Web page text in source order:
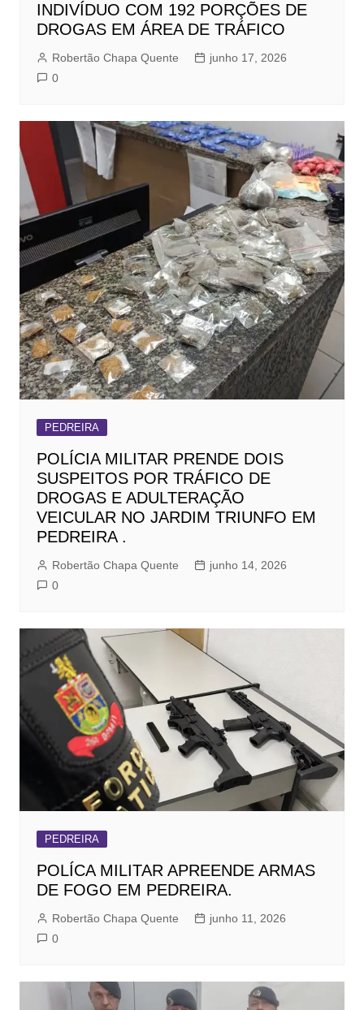
INDIVÍDUO COM 192 PORÇÕES DE
DROGAS EM ÁREA DE TRÁFICO
Robertão Chapa Quente
junho 17, 2026
0
PEDREIRA
POLÍCIA MILITAR PRENDE DOIS
SUSPEITOS POR TRÁFICO DE
DROGAS E ADULTERAÇÃO
VEICULAR NO JARDIM TRIUNFO EM
PEDREIRA .
Robertão Chapa Quente
junho 14, 2026
0
PEDREIRA
POLÍCA MILITAR APREENDE ARMAS
DE FOGO EM PEDREIRA.
Robertão Chapa Quente
junho 11, 2026
0